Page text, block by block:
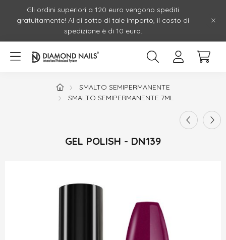
Gli ordini superiori a 120 euro vengono spediti
gratuitamente! Al di sotto di tale importo, il costo di
spedizione è di 10 euro.
SMALTO SEMIPERMANENTE
SMALTO SEMIPERMANENTE 7ML
GEL POLISH - DN139